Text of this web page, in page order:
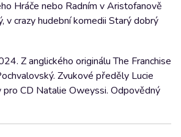
Hráče nebo Radním v Aristofanově
v crazy hudební komedii Starý dobrý
Z anglického originálu The Franchise
Zvukové předěly Lucie
pro CD Natalie Oweyssi. Odpovědný